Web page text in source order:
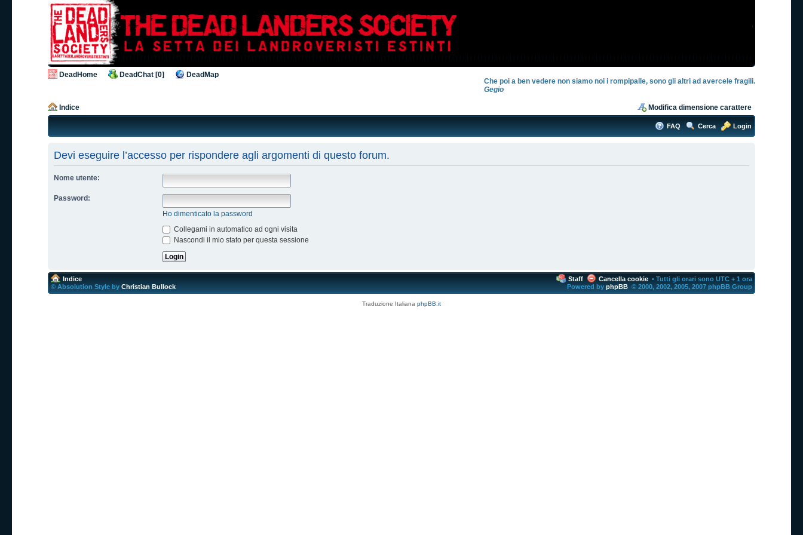
DeadHome DeadChat [0] DeadMap
Che poi a ben vedere non siamo noi i rompipalle, sono gli altri ad avercele fragili.
Gegio
Indice Modifica dimensione carattere
FAQ Cerca Login
Devi eseguire l’accesso per rispondere agli argomenti di questo forum.
Nome utente:
Password:
Ho dimenticato la password
Collegami in automatico ad ogni visita
Nascondi il mio stato per questa sessione
Indice
© Absolution Style by Christian Bullock
Staff Cancella cookie • Tutti gli orari sono UTC + 1 ora
Powered by phpBB © 2000, 2002, 2005, 2007 phpBB Group
Traduzione Italiana phpBB.it